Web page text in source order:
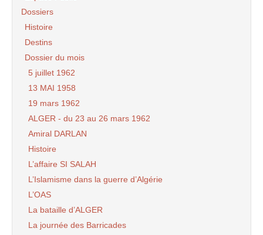
Dossiers
Histoire
Destins
Dossier du mois
5 juillet 1962
13 MAI 1958
19 mars 1962
ALGER - du 23 au 26 mars 1962
Amiral DARLAN
Histoire
L’affaire SI SALAH
L’Islamisme dans la guerre d’Algérie
L’OAS
La bataille d’ALGER
La journée des Barricades